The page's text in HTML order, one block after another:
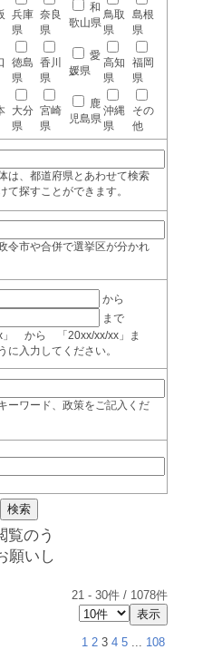
兵庫
県
奈良
県
和
歌山県
鳥取
県
島根
県
徳島
県
香川
県
愛
媛県
高知
県
福岡
県
大分
県
宮崎
県
鹿
児島県
沖縄
県
その
他
は、都道府県とあわせて検索
て探すことができます。
令市や合併で選挙区が分かれ
から
まで
」 から 「20xx/xx/xx」ま
入力してください。
ーワード、政策をご記入くだ
覧のう
願いし
21 - 30件 / 1078件
1 2 3 4 5 ... 108